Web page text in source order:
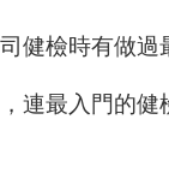
健檢時有做過
連最入門的健